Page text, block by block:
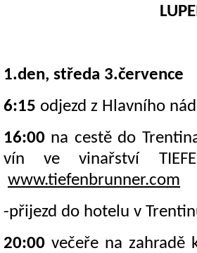
1.den, středa 3.července
6:15 odjezd z Hlavního
16:00 na cestě do
vín ve vinařství
www.tiefenbrunner.com
-přijezd do hotelu v
20:00 večeře na zahradě